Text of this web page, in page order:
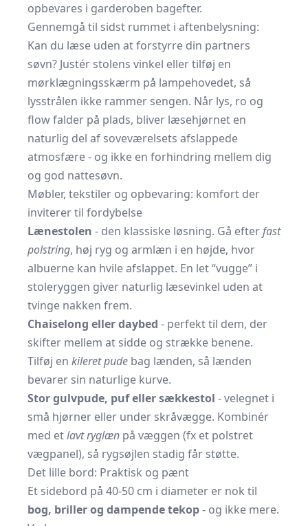
opbevares i garderoben bagefter.
Gennemgå til sidst rummet i aftenbelysning:
Kan du læse uden at forstyrre din partners
søvn? Justér stolens vinkel eller tilføj en
mørklægningsskærm på lampehovedet, så
lysstrålen ikke rammer sengen. Når lys, ro og
flow falder på plads, bliver læsehjørnet en
naturlig del af soveværelsets afslappede
atmosfære - og ikke en forhindring mellem dig
og god nattesøvn.
Møbler, tekstiler og opbevaring: komfort der
inviterer til fordybelse
Lænestolen - den klassiske løsning. Gå efterfast
polstring, høj ryg og armlæn i en højde, hvor
albuerne kan hvile afslappet. En let “vugge” i
stoleryggen giver naturlig læse­vinkel uden at
tvinge nakken frem.
Chaiselong eller daybed - perfekt til dem, der
skifter mellem at sidde og strække benene.
Tilføj en kileret pude bag lænden, så lænden
bevarer sin naturlige kurve.
Stor gulvpude, puf eller sækkestol - velegnet i
små hjørner eller under skråvægge. Kombinér
med etlavt ryglæn på væggen (fx et polstret
vægpanel), så rygsøjlen stadig får støtte.
Det lille bord: Praktisk og pænt
Et sidebord på 40-50 cm i diameter er nok til
bog, briller og dampende tekop- og ikke mere.